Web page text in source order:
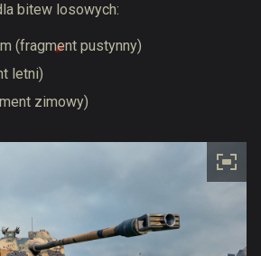
bitew losowych:
(fragment pustynny)
letni)
zimowy)